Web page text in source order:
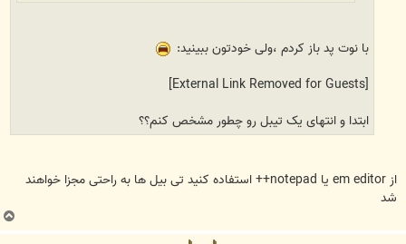
با نوت پد باز کردم ،ولی خودتون ببینید:
ابتدا و انتهای یک تیبل رو چطور مشخص کنم؟؟
از em editor یا notepad++ استفاده کنید تی بیل ها به راحتی مجزا خواهند
شد
ب
ا